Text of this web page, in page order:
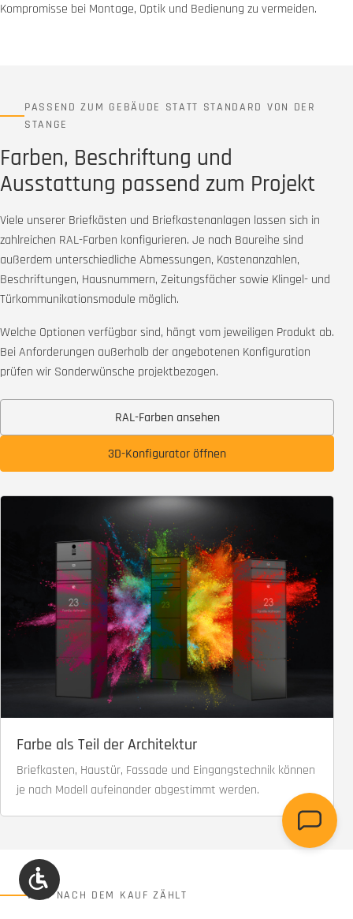
Kompromisse bei Montage, Optik und Bedienung zu vermeiden.
PASSEND ZUM GEBÄUDE STATT STANDARD VON DER
STANGE
Farben, Beschriftung und
Ausstattung passend zum Projekt
Viele unserer Briefkästen und Briefkastenanlagen lassen sich in
zahlreichen RAL-Farben konfigurieren. Je nach Baureihe sind
außerdem unterschiedliche Abmessungen, Kastenanzahlen,
Beschriftungen, Hausnummern, Zeitungsfächer sowie Klingel- und
Türkommunikationsmodule möglich.
Welche Optionen verfügbar sind, hängt vom jeweiligen Produkt ab.
Bei Anforderungen außerhalb der angebotenen Konfiguration
prüfen wir Sonderwünsche projektbezogen.
RAL-Farben ansehen
3D-Konfigurator öffnen
Farbe als Teil der Architektur
Briefkasten, Haustür, Fassade und Eingangstechnik können
je nach Modell aufeinander abgestimmt werden.
WAS NACH DEM KAUF ZÄHLT
Werkzeugleiste anzeigen